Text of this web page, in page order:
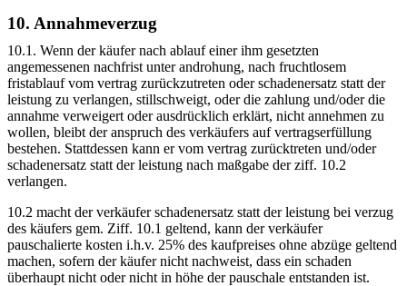
10. Annahmeverzug
10.1. Wenn der käufer nach ablauf einer ihm gesetzten
angemessenen nachfrist unter androhung, nach fruchtlosem
fristablauf vom vertrag zurückzutreten oder schadenersatz statt der
leistung zu verlangen, stillschweigt, oder die zahlung und/oder die
annahme verweigert oder ausdrücklich erklärt, nicht annehmen zu
wollen, bleibt der anspruch des verkäufers auf vertragserfüllung
bestehen. Stattdessen kann er vom vertrag zurücktreten und/oder
schadenersatz statt der leistung nach maßgabe der ziff. 10.2
verlangen.
10.2 macht der verkäufer schadenersatz statt der leistung bei verzug
des käufers gem. Ziff. 10.1 geltend, kann der verkäufer
pauschalierte kosten i.h.v. 25% des kaufpreises ohne abzüge geltend
machen, sofern der käufer nicht nachweist, dass ein schaden
überhaupt nicht oder nicht in höhe der pauschale entstanden ist.